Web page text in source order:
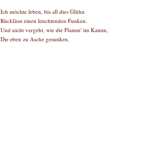
Ich möchte leben, bis all dies Glühn
Rücklässt einen leuchtenden Funken.
Und nicht vergeht, wie die Flamm' im Kamin,
Die eben zu Asche gesunken.